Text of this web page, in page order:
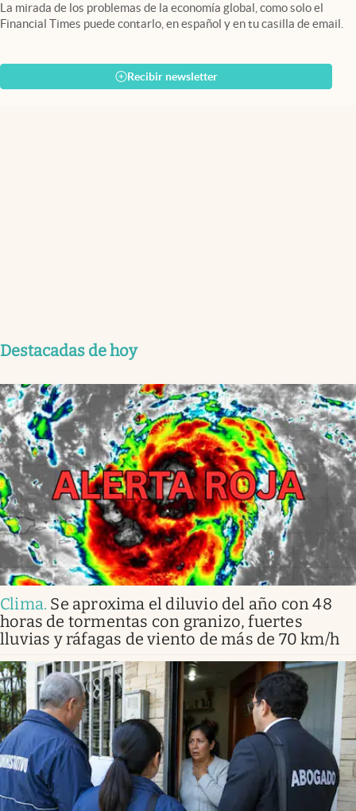
La mirada de los problemas de la economía global, como solo el
Financial Times puede contarlo, en español y en tu casilla de email.
Recibir newsletter
Destacadas de hoy
Clima. Se aproxima el diluvio del año con 48
horas de tormentas con granizo, fuertes
lluvias y ráfagas de viento de más de 70 km/h